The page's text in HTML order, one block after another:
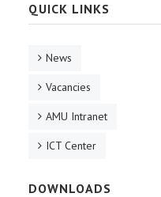
QUICK LINKS
News
Vacancies
AMU Intranet
ICT Center
DOWNLOADS